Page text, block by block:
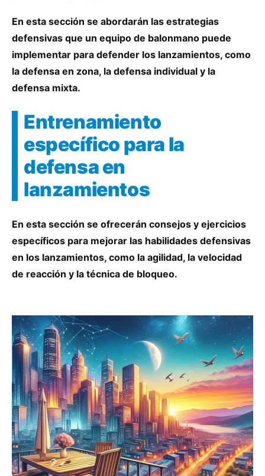
En esta sección se abordarán las estrategias
defensivas que un equipo de balonmano puede
implementar para defender los lanzamientos, como
la defensa en zona, la defensa individual y la
defensa mixta.
Entrenamiento
específico para la
defensa en
lanzamientos
En esta sección se ofrecerán consejos y ejercicios
específicos para mejorar las habilidades defensivas
en los lanzamientos, como la agilidad, la velocidad
de reacción y la técnica de bloqueo.